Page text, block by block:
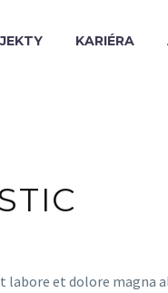
KARIÉRA
et dolore magna